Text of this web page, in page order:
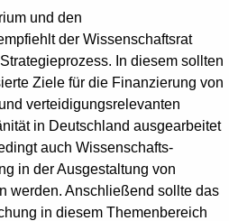
und den
der Wissenschaftsrat
In diesem sollten
Ziele für die Finanzierung von
verteidigungsrelevanten
in Deutschland ausgearbeitet
auch Wissenschafts­
in der Ausgestaltung von
werden. Anschließend sollte das
in diesem Themenbereich